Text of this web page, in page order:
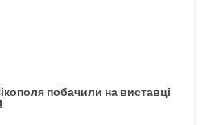
побачили на виставці